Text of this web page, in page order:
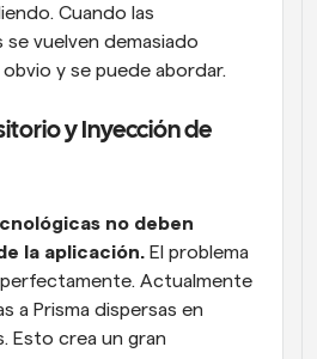
Cuando las
se vuelven demasiado
y se puede abordar.
y Inyección de
no deben
la aplicación. El problema
Actualmente
a Prisma dispersas en
Esto crea un gran